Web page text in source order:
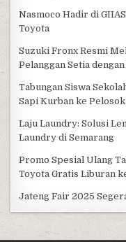
Nasmoco Hadir di
Toyota
Suzuki Fronx Resmi
Pelanggan Setia
Tabungan Siswa
Sapi Kurban ke
Laju Laundry: Solusi
Laundry di Semarang
Promo Spesial Ulang
Toyota Gratis Liburan
Jateng Fair 2025